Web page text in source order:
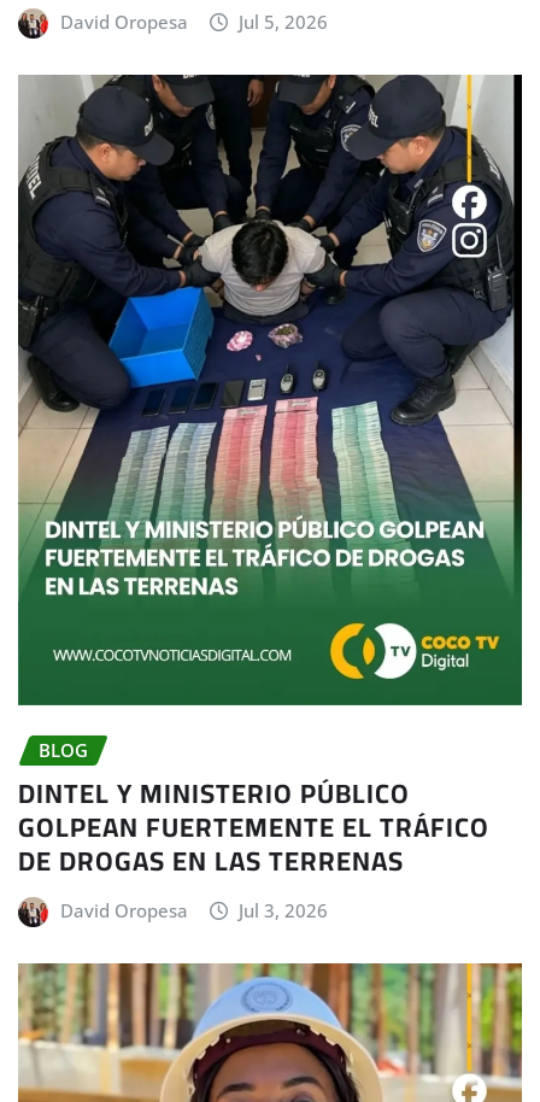
David Oropesa Jul 5, 2026
BLOG
DINTEL Y MINISTERIO PÚBLICO
GOLPEAN FUERTEMENTE EL TRÁFICO
DE DROGAS EN LAS TERRENAS
David Oropesa Jul 3, 2026